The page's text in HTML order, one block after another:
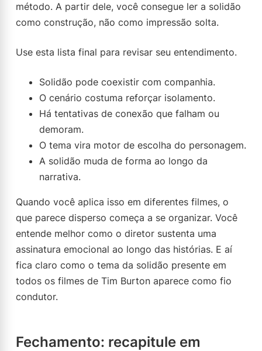
método. A partir dele, você consegue ler a solidão
como construção, não como impressão solta.
Use esta lista final para revisar seu entendimento.
Solidão pode coexistir com companhia.
O cenário costuma reforçar isolamento.
Há tentativas de conexão que falham ou
demoram.
O tema vira motor de escolha do personagem.
A solidão muda de forma ao longo da
narrativa.
Quando você aplica isso em diferentes filmes, o
que parece disperso começa a se organizar. Você
entende melhor como o diretor sustenta uma
assinatura emocional ao longo das histórias. E aí
fica claro como o tema da solidão presente em
todos os filmes de Tim Burton aparece como fio
condutor.
Fechamento: recapitule em